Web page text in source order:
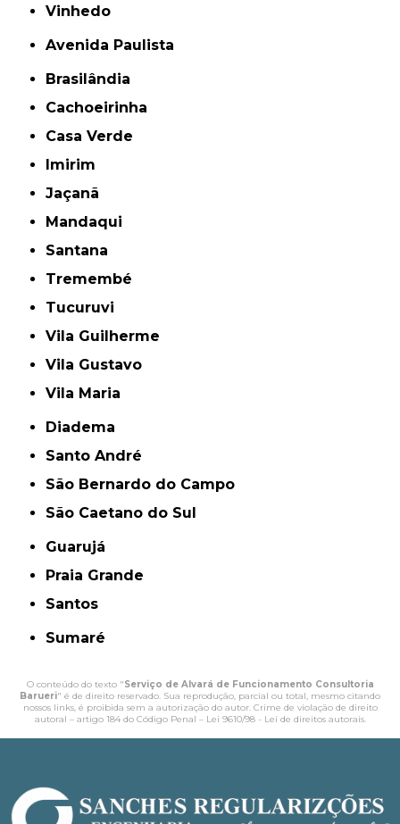
Vinhedo
Avenida Paulista
Brasilândia
Cachoeirinha
Casa Verde
Imirim
Jaçanã
Mandaqui
Santana
Tremembé
Tucuruvi
Vila Guilherme
Vila Gustavo
Vila Maria
Diadema
Santo André
São Bernardo do Campo
São Caetano do Sul
Guarujá
Praia Grande
Santos
Sumaré
O conteúdo do texto "Serviço de Alvará de Funcionamento Consultoria
Barueri" é de direito reservado. Sua reprodução, parcial ou total, mesmo citando
nossos links, é proibida sem a autorização do autor. Crime de violação de direito
autoral – artigo 184 do Código Penal – Lei 9610/98 - Lei de direitos autorais.